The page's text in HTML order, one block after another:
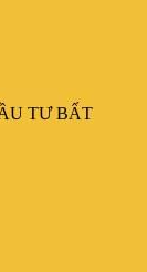
TƯ BẤT